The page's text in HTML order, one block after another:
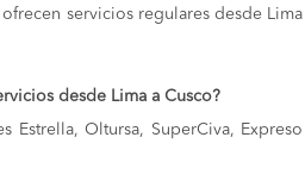
servicios regulares desde Lima
desde Lima a Cusco?
Estrella, Oltursa, SuperCiva, Expreso